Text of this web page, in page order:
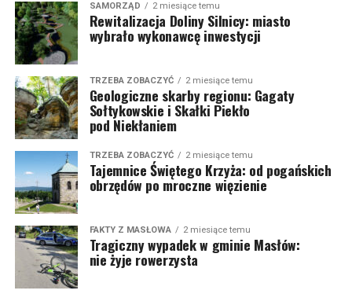
SAMORZĄD 2 miesiące temu
Rewitalizacja Doliny Silnicy: miasto
wybrało wykonawcę inwestycji
TRZEBA ZOBACZYĆ 2 miesiące temu
Geologiczne skarby regionu: Gagaty
Sołtykowskie i Skałki Piekło
pod Niekłaniem
TRZEBA ZOBACZYĆ 2 miesiące temu
Tajemnice Świętego Krzyża: od pogańskich
obrzędów po mroczne więzienie
FAKTY Z MASŁOWA 2 miesiące temu
Tragiczny wypadek w gminie Masłów:
nie żyje rowerzysta